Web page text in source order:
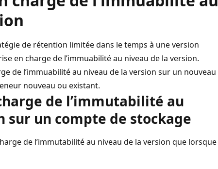
de rétention limitée dans le temps à une version
en charge de l’immuabilité au niveau de la version.
de l’immuabilité au niveau de la version sur un nouveau
nouveau ou existant.
de l’immutabilité au
sur un compte de stockage
de l’immutabilité au niveau de la version que lorsque